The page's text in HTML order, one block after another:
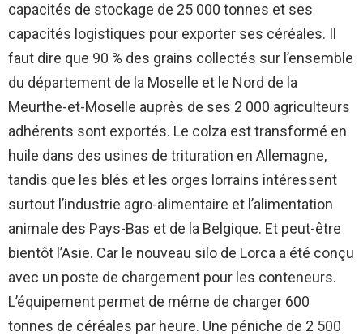
capacités de stockage de 25 000 tonnes et ses
capacités logistiques pour exporter ses céréales. Il
faut dire que 90 % des grains collectés sur l’ensemble
du département de la Moselle et le Nord de la
Meurthe-et-Moselle auprès de ses 2 000 agriculteurs
adhérents sont exportés. Le colza est transformé en
huile dans des usines de trituration en Allemagne,
tandis que les blés et les orges lorrains intéressent
surtout l’industrie agro-alimentaire et l’alimentation
animale des Pays-Bas et de la Belgique. Et peut-être
bientôt l’Asie. Car le nouveau silo de Lorca a été conçu
avec un poste de chargement pour les conteneurs.
L’équipement permet de même de charger 600
tonnes de céréales par heure. Une péniche de 2 500